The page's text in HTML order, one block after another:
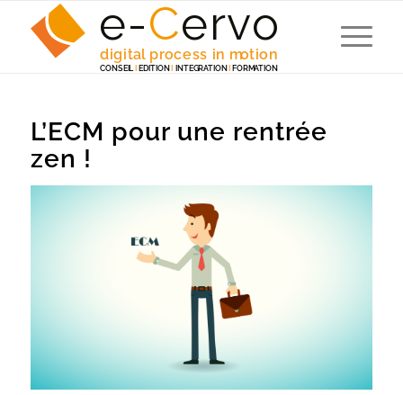
e-Cervo
digital process in motion
CONSEIL EDITION INTEGRATION FORMATION
L’ECM pour une rentrée
zen !